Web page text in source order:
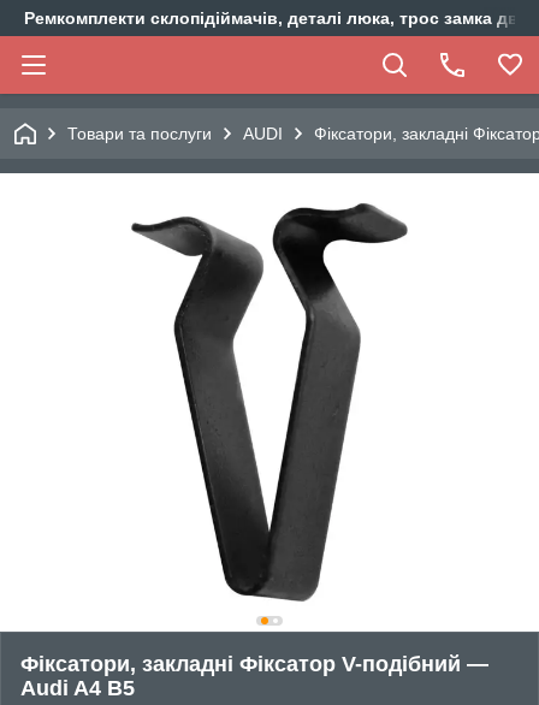
Ремкомплекти склопідіймачів, деталі люка, трос замка
Товари та послуги AUDI Фіксатори, закладні
Фіксатори, закладні Фіксатор V-подібний —
Audi A4 B5